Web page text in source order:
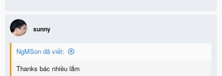
t
i
o
n
s
sunny
NgMSon đã viết:
Thanks bác nhiều lắm